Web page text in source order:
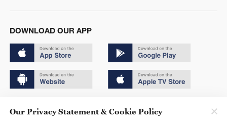
DOWNLOAD OUR APP
Our Privacy Statement & Cookie Policy